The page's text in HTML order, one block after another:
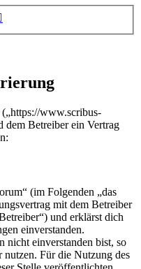
www.scribus-
dem Betreiber ein Vertrag
(im Folgenden „das
mit dem Betreiber
und erklärst dich
einverstanden.
nicht einverstanden bist, so
Für die Nutzung des